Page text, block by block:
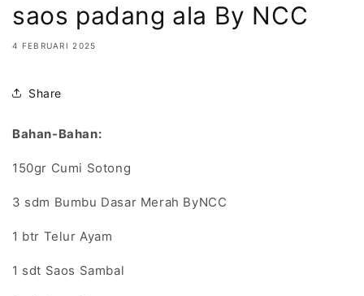
saos padang ala By NCC
4 FEBRUARI 2025
Share
Bahan-Bahan:
150gr Cumi Sotong
3 sdm Bumbu Dasar Merah ByNCC
1 btr Telur Ayam
1 sdt Saos Sambal